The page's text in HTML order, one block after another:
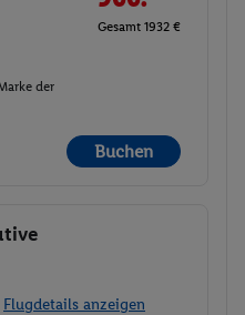
Gesamt 1932 €
der
Buchen
Flugdetails anzeigen